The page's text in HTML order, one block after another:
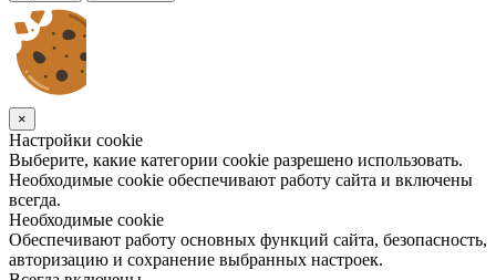
×
Настройки cookie
Выберите, какие категории cookie разрешено использовать.
Необходимые cookie обеспечивают работу сайта и включены
всегда.
Необходимые cookie
Обеспечивают работу основных функций сайта, безопасность,
авторизацию и сохранение выбранных настроек.